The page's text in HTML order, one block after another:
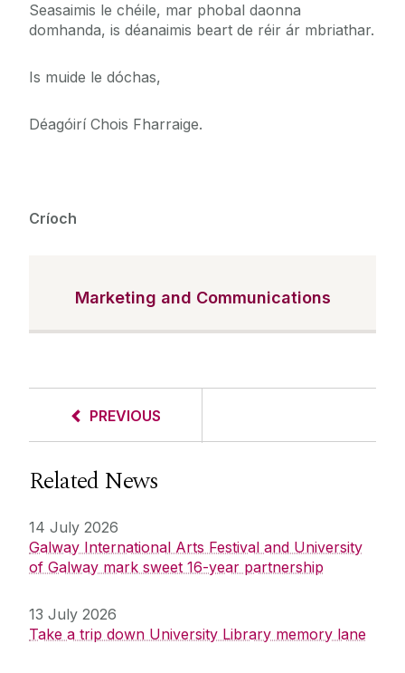
Seasaimis le chéile, mar phobal daonna
domhanda, is déanaimis beart de réir ár mbriathar.
Is muide le dóchas,
Déagóirí Chois Fharraige.
Críoch
Marketing and Communications
PREVIOUS
Related News
14 July 2026
Galway International Arts Festival and University
of Galway mark sweet 16-year partnership
13 July 2026
Take a trip down University Library memory lane